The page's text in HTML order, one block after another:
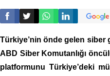
Türkiye’nin önde gelen siber
ABD Siber Komutanlığı
platformunu Türkiye’deki